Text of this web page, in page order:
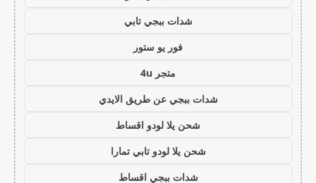
شدات ببجي تابي
فور يو ستور
متجر 4u
شدات ببجي عن طريق الايدي
شحن يلا لودو اقساط
شحن يلا لودو تابي تمارا
شدات ببجي اقساط